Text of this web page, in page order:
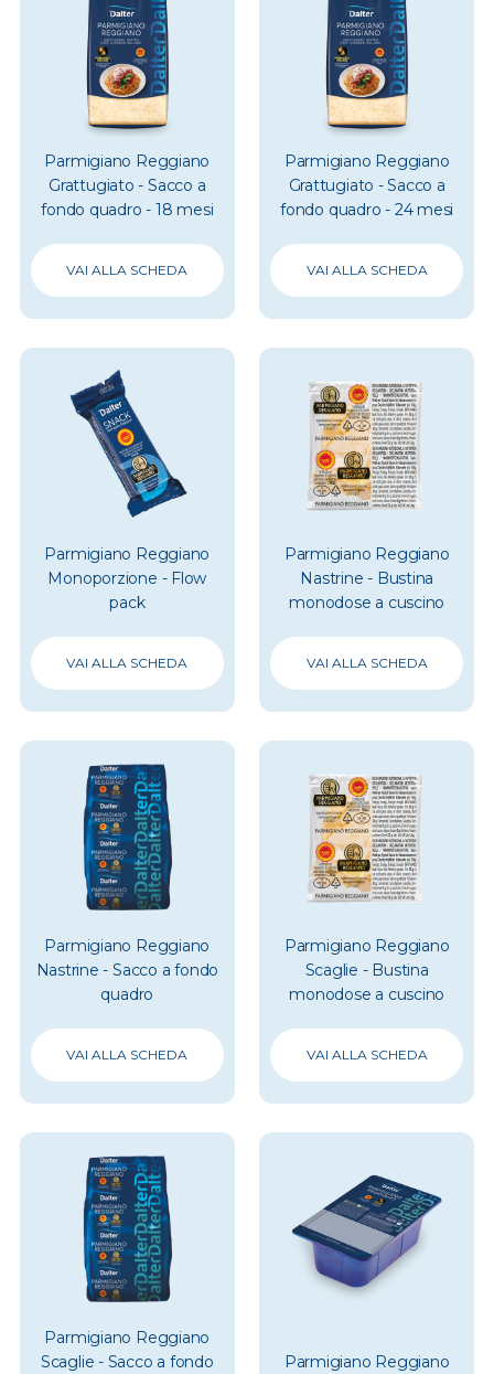
Parmigiano Reggiano
Grattugiato - Sacco a
fondo quadro - 18 mesi
VAI ALLA SCHEDA
Parmigiano Reggiano
Grattugiato - Sacco a
fondo quadro - 24 mesi
VAI ALLA SCHEDA
Parmigiano Reggiano
Monoporzione - Flow
pack
VAI ALLA SCHEDA
Parmigiano Reggiano
Nastrine - Bustina
monodose a cuscino
VAI ALLA SCHEDA
Parmigiano Reggiano
Nastrine - Sacco a fondo
quadro
VAI ALLA SCHEDA
Parmigiano Reggiano
Scaglie - Bustina
monodose a cuscino
VAI ALLA SCHEDA
Parmigiano Reggiano
Scaglie - Sacco a fondo
Parmigiano Reggiano